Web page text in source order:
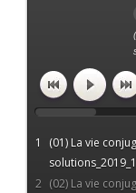
1
(01) La vie
2 (02) La vie